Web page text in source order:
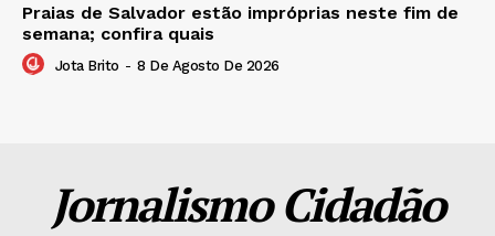
Praias de Salvador estão impróprias neste fim de
semana; confira quais
Jota Brito - 8 De Agosto De 2026
Jornalismo Cidadão